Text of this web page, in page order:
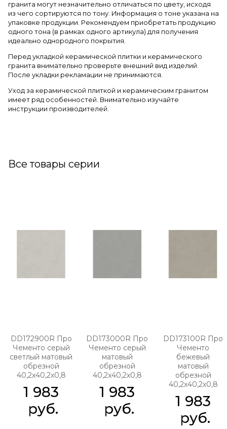
гранита могут незначительно отличаться по цвету, исходя
из чего сортируются по тону. Информация о тоне указана на
упаковке продукции. Рекомендуем приобретать продукцию
одного тона (в рамках одного артикула) для получения
идеально однородного покрытия.
Перед укладкой керамической плитки и керамического
гранита внимательно проверьте внешний вид изделий.
После укладки рекламации не принимаются.
Уход за керамической плиткой и керамическим гранитом
имеет ряд особенностей. Внимательно изучайте
инструкции производителей.
Все товары серии
DD172900R Про
Чементо серый
светлый матовый
обрезной
40,2x40,2x0,8
1 983
руб.
DD173000R Про
Чементо серый
матовый
обрезной
40,2x40,2x0,8
1 983
руб.
DD173100R Про
Чементо
бежевый
матовый
обрезной
40,2x40,2x0,8
1 983
руб.